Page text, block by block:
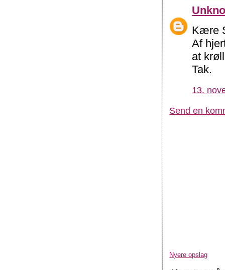
Kære
Af
at
Tak.
13.
Send en
Nyere opslag